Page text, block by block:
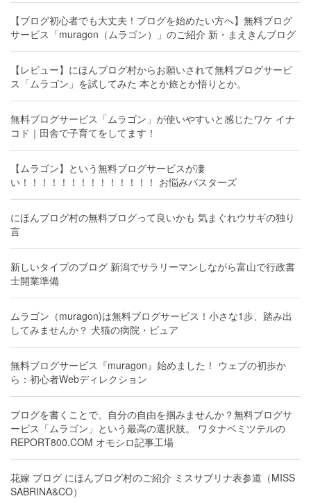
【ブログ初心者でも大丈夫！ブログを始めたい方へ】無料ブログ
サービス「muragon（ムラゴン）」のご紹介 新・まえきんブログ
【レビュー】にほんブログ村からお願いされて無料ブログサービ
ス「ムラゴン」を試してみた 本とか旅とか悟りとか。
無料ブログサービス「ムラゴン」が使いやすいと感じたワケ イナ
コド｜田舎で子育てをしてます！
【ムラゴン】という無料ブログサービスが凄
い！！！！！！！！！！！！！！ お悩みバスターズ
にほんブログ村の無料ブログって良いかも 気まぐれウサギの独り
言
新しいタイプのブログ 新潟でサラリーマンしながら富山で行政書
士開業準備
ムラゴン（muragon)は無料ブログサービス！小さな1歩、踏み出
してみませんか？ 犬猫の病院・ピュア
無料ブログサービス『muragon』始めました！ ウェブの初歩か
ら：初心者Webディレクション
ブログを書くことで、自分の自由を掴みませんか？無料ブログサ
ービス「ムラゴン」という最高の選択肢。 ワタナベミツテルの
REPORT800.COM オモシロ記事工場
花嫁 ブログ にほんブログ村のご紹介 ミスサブリナ表参道（MISS
SABRINA&CO）